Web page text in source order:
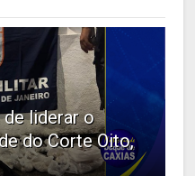
liderar o
do Corte Oito,